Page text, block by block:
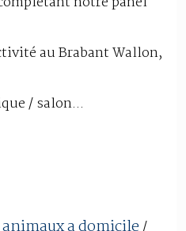
au Brabant Wallon,
/ salon...